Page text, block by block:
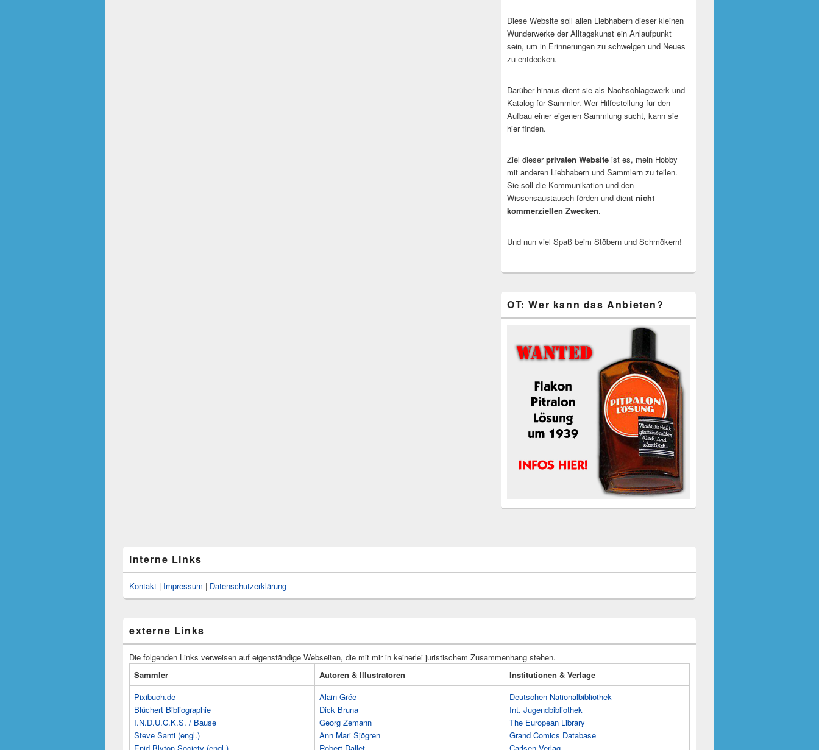
Diese Website soll allen Liebhabern dieser kleinen
Wunderwerke der Alltagskunst ein Anlaufpunkt
sein, um in Erinnerungen zu schwelgen und Neues
zu entdecken.
Darüber hinaus dient sie als Nachschlagewerk und
Katalog für Sammler. Wer Hilfestellung für den
Aufbau einer eigenen Sammlung sucht, kann sie
hier finden.
Ziel dieserprivaten Website ist es, mein Hobby
mit anderen Liebhabern und Sammlern zu teilen.
Sie soll die Kommunikation und den
Wissensaustausch förden und dient nicht
kommerziellen Zwecken.
Und nun viel Spaß beim Stöbern und Schmökern!
OT: Wer kann das Anbieten?
interne Links
Kontakt | Impressum | Datenschutzerklärung
externe Links
Die folgenden Links verweisen auf eigenständige Webseiten, die mit mir in keinerlei juristischem Zusammenhang stehen.
Sammler
Autoren & Illustratoren
Institutionen & Verlage
Pixibuch.de
Blüchert Bibliographie
I.N.D.U.C.K.S. / Bause
Steve Santi (engl.)
Alain Grée
Dick Bruna
Georg Zemann
Ann Mari Sjögren
Deutschen Nationalbibliothek
Int. Jugendbibliothek
The European Library
Grand Comics Database